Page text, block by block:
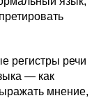
регистры речи
— как
мнение,